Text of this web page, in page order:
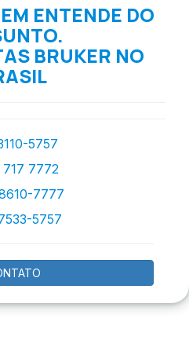
ENTENDE DO
BRUKER NO
5757
7772
7777
5757